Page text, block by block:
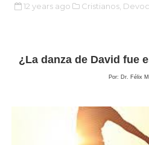
12 years ago Cristianos,
¿La danza de David fue
Por: Dr. Félix